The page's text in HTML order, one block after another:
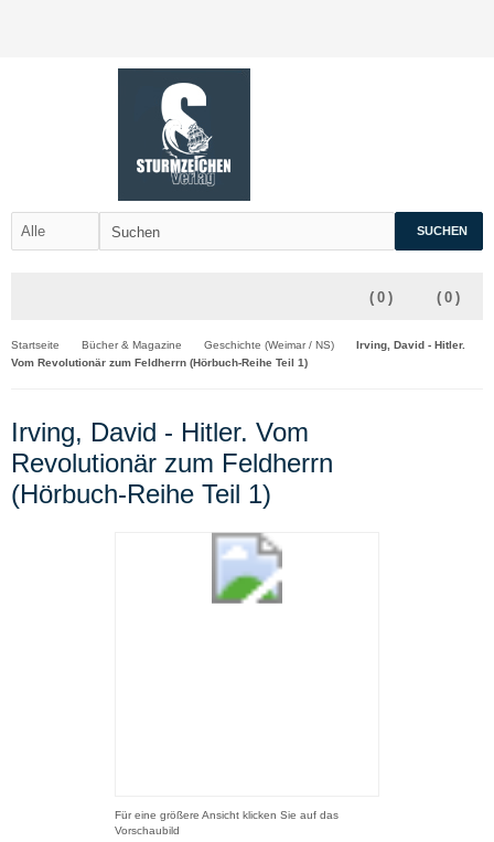
SUCHEN
( 0 )
( 0 )
Startseite Bücher & Magazine Geschichte (Weimar / NS)
Irving, David - Hitler.
Vom Revolutionär zum Feldherrn (Hörbuch-Reihe Teil 1)
Irving, David - Hitler. Vom
Revolutionär zum Feldherrn
(Hörbuch-Reihe Teil 1)
Für eine größere Ansicht klicken Sie auf das
Vorschaubild